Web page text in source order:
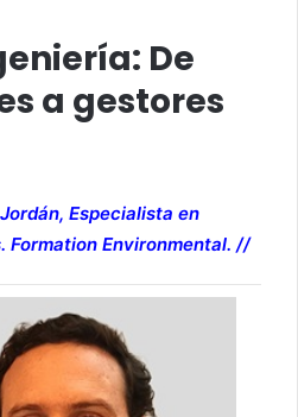
De
a gestores
Especialista en
Formation Environmental. //